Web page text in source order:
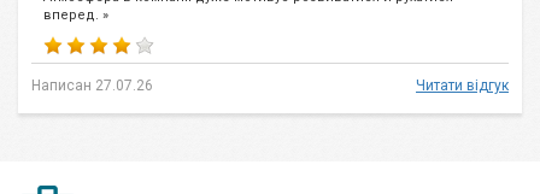
вперед. »
Написан 27.07.26 Читати відгук